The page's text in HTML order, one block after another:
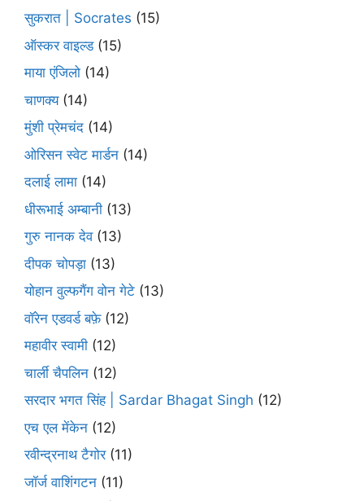
सुकरात | Socrates (15)
ऑस्कर वाइल्ड(15)
माया एंजिलो (14)
चाणक्य(14)
मुंशी प्रेमचंद (14)
ओरिसन स्‍वेट मार्डन (14)
दलाई लामा (14)
धीरूभाई अम्बानी (13)
गुरु नानक देव(13)
दीपक चोपड़ा (13)
योहान वुल्फगैंग वोन गेटे (13)
वॉरेन एडवर्ड बफ़े(12)
महावीर स्वामी (12)
चार्ली चैपलिन (12)
सरदार भगत सिंह | Sardar Bhagat Singh (12)
एच एल मेंकेन (12)
रवीन्द्रनाथ टैगोर(11)
जॉर्ज वाशिंगटन (11)